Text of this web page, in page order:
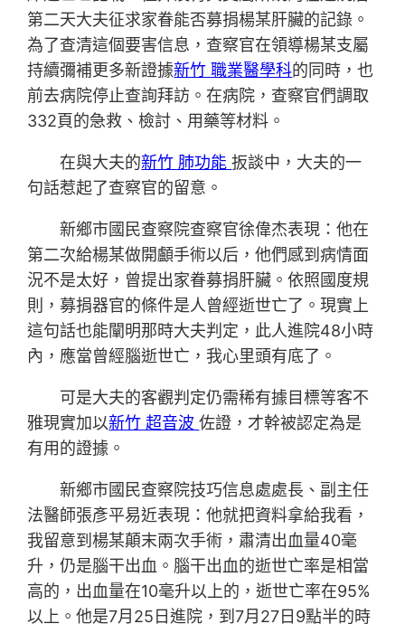
第二天大夫征求家眷能否募捐楊某肝臟的記錄。
為了查清這個要害信息，查察官在領導楊某支屬
持續彌補更多新證據新竹 職業醫學科的同時，也
前去病院停止查詢拜訪。在病院，查察官們調取
332頁的急救、檢討、用藥等材料。
在與大夫的新竹 肺功能扳談中，大夫的一
句話惹起了查察官的留意。
新鄉市國民查察院查察官徐偉杰表現：他在
第二次給楊某做開顱手術以后，他們感到病情面
況不是太好，曾提出家眷募捐肝臟。依照國度規
則，募捐器官的條件是人曾經逝世亡了。現實上
這句話也能闡明那時大夫判定，此人進院48小時
內，應當曾經腦逝世亡，我心里頭有底了。
可是大夫的客觀判定仍需稀有據目標等客不
雅現實加以新竹 超音波佐證，才幹被認定為是
有用的證據。
新鄉市國民查察院技巧信息處處長、副主任
法醫師張彥平易近表現：他就把資料拿給我看，
我留意到楊某顛末兩次手術，肅清出血量40毫
升，仍是腦干出血。腦干出血的逝世亡率是相當
高的，出血量在10毫升以上的，逝世亡率在95%
以上。他是7月25日進院，到7月27日9點半的時